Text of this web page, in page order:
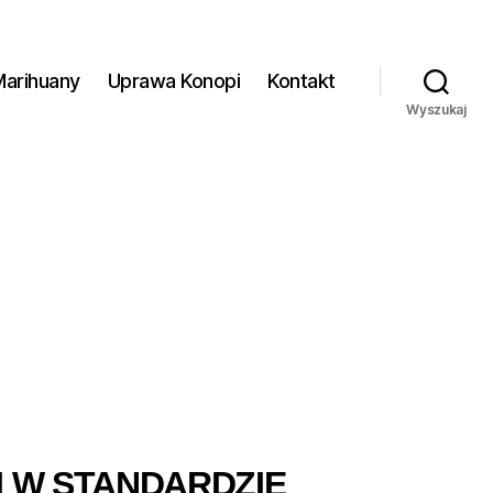
Uprawa Konopi Kontakt
Wyszukaj
STANDARDZIE